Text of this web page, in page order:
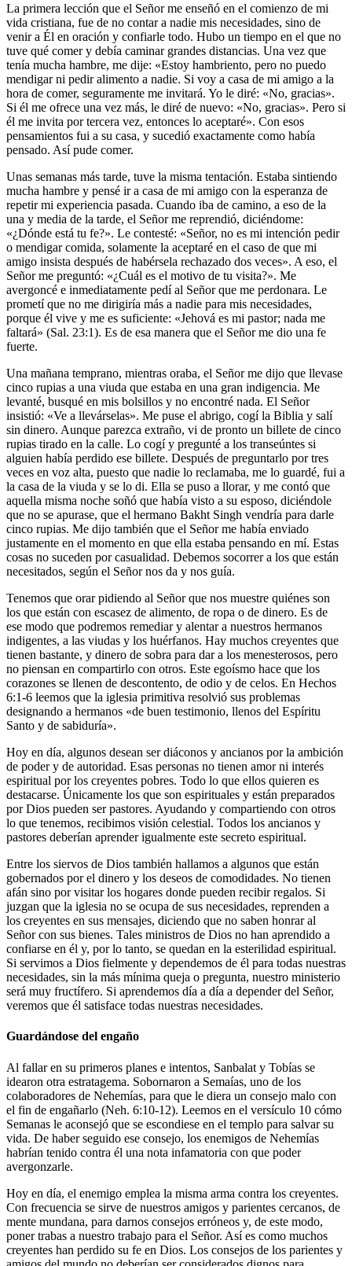
La primera lección que el Señor me enseñó en el comienzo de mi
vida cristiana, fue de no contar a nadie mis necesidades, sino de
venir a Él en oración y confiarle todo. Hubo un tiempo en el que no
tuve qué comer y debía caminar grandes distancias. Una vez que
tenía mucha hambre, me dije: «Estoy hambriento, pero no puedo
mendigar ni pedir alimento a nadie. Si voy a casa de mi amigo a la
hora de comer, seguramente me invitará. Yo le diré: «No, gracias».
Si él me ofrece una vez más, le diré de nuevo: «No, gracias». Pero si
él me invita por tercera vez, entonces lo aceptaré». Con esos
pensamientos fui a su casa, y sucedió exactamente como había
pensado. Así pude comer.
Unas semanas más tarde, tuve la misma tentación. Estaba sintiendo
mucha hambre y pensé ir a casa de mi amigo con la esperanza de
repetir mi experiencia pasada. Cuando iba de camino, a eso de la
una y media de la tarde, el Señor me reprendió, diciéndome:
«¿Dónde está tu fe?». Le contesté: «Señor, no es mi intención pedir
o mendigar comida, solamente la aceptaré en el caso de que mi
amigo insista después de habérsela rechazado dos veces». A eso, el
Señor me preguntó: «¿Cuál es el motivo de tu visita?». Me
avergoncé e inmediatamente pedí al Señor que me perdonara. Le
prometí que no me dirigiría más a nadie para mis necesidades,
porque él vive y me es suficiente: «Jehová es mi pastor; nada me
faltará» (Sal. 23:1). Es de esa manera que el Señor me dio una fe
fuerte.
Una mañana temprano, mientras oraba, el Señor me dijo que llevase
cinco rupias a una viuda que estaba en una gran indigencia. Me
levanté, busqué en mis bolsillos y no encontré nada. El Señor
insistió: «Ve a llevárselas». Me puse el abrigo, cogí la Biblia y salí
sin dinero. Aunque parezca extraño, vi de pronto un billete de cinco
rupias tirado en la calle. Lo cogí y pregunté a los transeúntes si
alguien había perdido ese billete. Después de preguntarlo por tres
veces en voz alta, puesto que nadie lo reclamaba, me lo guardé, fui a
la casa de la viuda y se lo di. Ella se puso a llorar, y me contó que
aquella misma noche soñó que había visto a su esposo, diciéndole
que no se apurase, que el hermano Bakht Singh vendría para darle
cinco rupias. Me dijo también que el Señor me había enviado
justamente en el momento en que ella estaba pensando en mí. Estas
cosas no suceden por casualidad. Debemos socorrer a los que están
necesitados, según el Señor nos da y nos guía.
Tenemos que orar pidiendo al Señor que nos muestre quiénes son
los que están con escasez de alimento, de ropa o de dinero. Es de
ese modo que podremos remediar y alentar a nuestros hermanos
indigentes, a las viudas y los huérfanos. Hay muchos creyentes que
tienen bastante, y dinero de sobra para dar a los menesterosos, pero
no piensan en compartirlo con otros. Este egoísmo hace que los
corazones se llenen de descontento, de odio y de celos. En Hechos
6:1-6 leemos que la iglesia primitiva resolvió sus problemas
designando a hermanos «de buen testimonio, llenos del Espíritu
Santo y de sabiduría».
Hoy en día, algunos desean ser diáconos y ancianos por la ambición
de poder y de autoridad. Esas personas no tienen amor ni interés
espiritual por los creyentes pobres. Todo lo que ellos quieren es
destacarse. Únicamente los que son espirituales y están preparados
por Dios pueden ser pastores. Ayudando y compartiendo con otros
lo que tenemos, recibimos visión celestial. Todos los ancianos y
pastores deberían aprender igualmente este secreto espiritual.
Entre los siervos de Dios también hallamos a algunos que están
gobernados por el dinero y los deseos de comodidades. No tienen
afán sino por visitar los hogares donde pueden recibir regalos. Si
juzgan que la iglesia no se ocupa de sus necesidades, reprenden a
los creyentes en sus mensajes, diciendo que no saben honrar al
Señor con sus bienes. Tales ministros de Dios no han aprendido a
confiarse en él y, por lo tanto, se quedan en la esterilidad espiritual.
Si servimos a Dios fielmente y dependemos de él para todas nuestras
necesidades, sin la más mínima queja o pregunta, nuestro ministerio
será muy fructífero. Si aprendemos día a día a depender del Señor,
veremos que él satisface todas nuestras necesidades.
Guardándose del engaño
Al fallar en su primeros planes e intentos, Sanbalat y Tobías se
idearon otra estratagema. Sobornaron a Semaías, uno de los
colaboradores de Nehemías, para que le diera un consejo malo con
el fin de engañarlo (Neh. 6:10-12). Leemos en el versículo 10 cómo
Semanas le aconsejó que se escondiese en el templo para salvar su
vida. De haber seguido ese consejo, los enemigos de Nehemías
habrían tenido contra él una nota infamatoria con que poder
avergonzarle.
Hoy en día, el enemigo emplea la misma arma contra los creyentes.
Con frecuencia se sirve de nuestros amigos y parientes cercanos, de
mente mundana, para darnos consejos erróneos y, de este modo,
poner trabas a nuestro trabajo para el Señor. Así es como muchos
creyentes han perdido su fe en Dios. Los consejos de los parientes y